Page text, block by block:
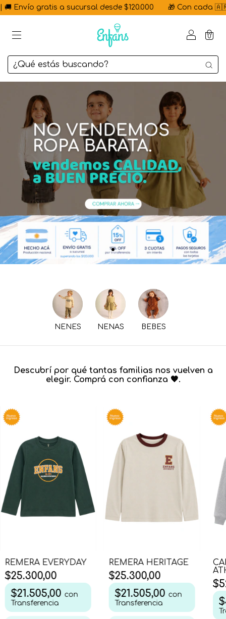
gratis a sucursal desde $120.000 🎁 Con cada 🇦🇷
0
NENES NENAS BEBES
Descubrí por qué tantas familias nos vuelven a
elegir. Comprá con confianza 🧡.
REMERA EVERYDAY
$25.300,00
$21.505,00 con
Transferencia
REMERA HERITAGE
$25.300,00
$21.505,00 con
Transferencia